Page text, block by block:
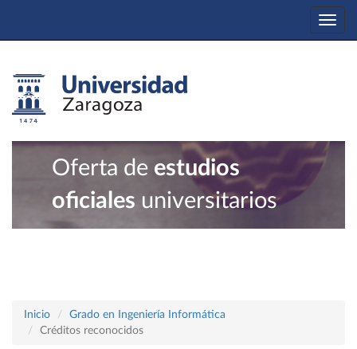
Oferta de estudios
oficiales universitarios
Inicio
Grado en Ingeniería Informática
Créditos reconocidos